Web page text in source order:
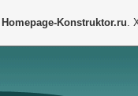
Homepage-Konstruktor.ru.